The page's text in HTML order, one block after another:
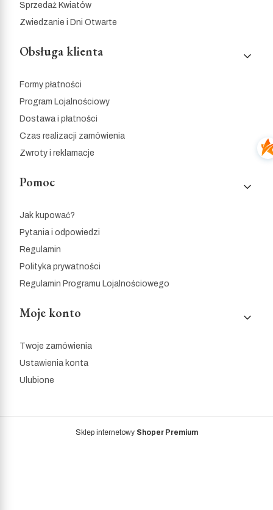
Sprzedaż Kwiatów
Zwiedzanie i Dni Otwarte
Obsługa klienta
Formy płatności
Program Lojalnościowy
Dostawa i płatności
Czas realizacji zamówienia
Zwroty i reklamacje
Pomoc
Jak kupować?
Pytania i odpowiedzi
Regulamin
Polityka prywatności
Regulamin Programu Lojalnościowego
Moje konto
Twoje zamówienia
Ustawienia konta
Ulubione
Sklep internetowy Shoper Premium